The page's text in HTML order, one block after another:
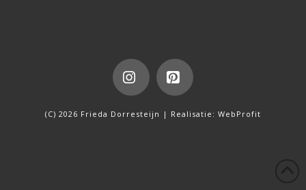
InstagramPinterest
(C) 2026 Frieda Dorresteijn | Realisatie: WebProfit